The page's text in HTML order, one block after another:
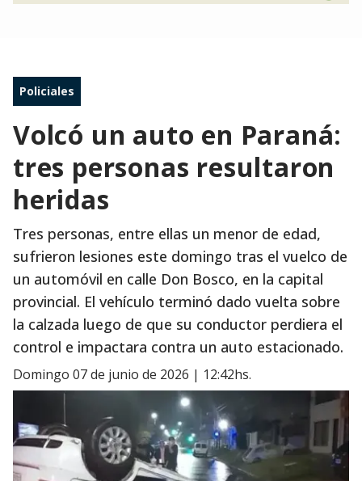
Policiales
Volcó un auto en Paraná:
tres personas resultaron
heridas
Tres personas, entre ellas un menor de edad,
sufrieron lesiones este domingo tras el vuelco de
un automóvil en calle Don Bosco, en la capital
provincial. El vehículo terminó dado vuelta sobre
la calzada luego de que su conductor perdiera el
control e impactara contra un auto estacionado.
domingo 07 de junio de 2026 | 12:42hs.